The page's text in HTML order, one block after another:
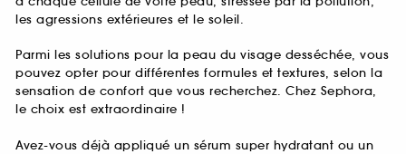
les agressions extérieures et le soleil.
Parmi les solutions pour la peau du visage desséchée, vous
pouvez opter pour différentes formules et textures, selon la
sensation de confort que vous recherchez. Chez Sephora,
le choix est extraordinaire !
Avez-vous déjà appliqué un sérum super hydratant ou un